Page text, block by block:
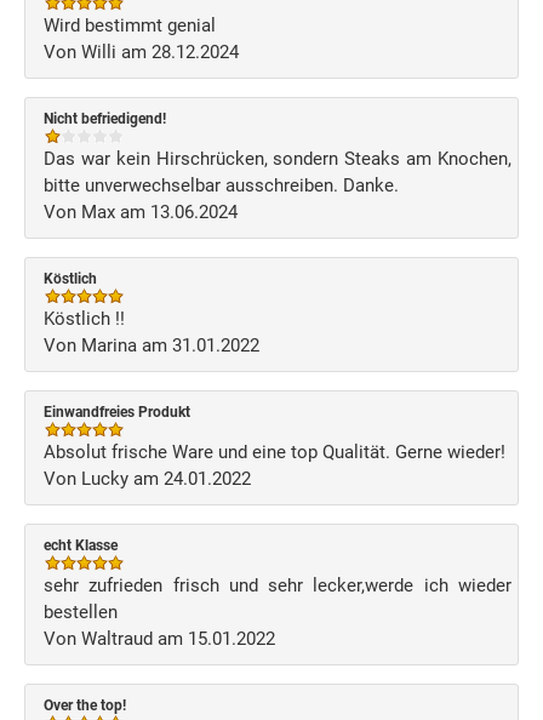
Wird bestimmt genial
Von Willi am 28.12.2024
Nicht befriedigend!
Das war kein Hirschrücken, sondern Steaks am Knochen,
bitte unverwechselbar ausschreiben. Danke.
Von Max am 13.06.2024
Köstlich
Köstlich !!
Von Marina am 31.01.2022
Einwandfreies Produkt
Absolut frische Ware und eine top Qualität. Gerne wieder!
Von Lucky am 24.01.2022
echt Klasse
sehr zufrieden frisch und sehr lecker,werde ich wieder
bestellen
Von Waltraud am 15.01.2022
Over the top!